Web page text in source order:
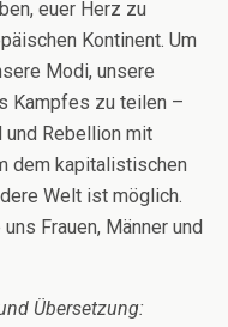
euer Herz zu
Kontinent. Um
Modi, unsere
Kampfes zu teilen –
und Rebellion mit
dem kapitalistischen
Welt ist möglich.
Frauen, Männer und
Übersetzung: